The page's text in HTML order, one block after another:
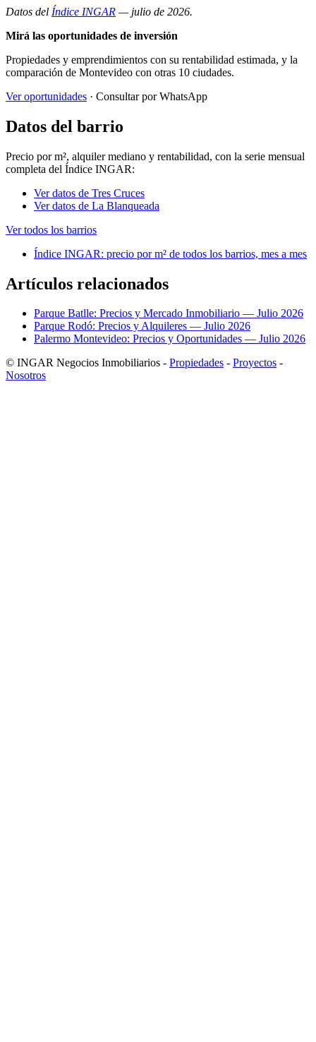
Datos del Índice INGAR — julio de 2026.
Mirá las oportunidades de inversión
Propiedades y emprendimientos con su rentabilidad estimada, y la
comparación de Montevideo con otras 10 ciudades.
Ver oportunidades · Consultar por WhatsApp
Datos del barrio
Precio por m², alquiler mediano y rentabilidad, con la serie mensual
completa del Índice INGAR:
Ver datos de Tres Cruces
Ver datos de La Blanqueada
Ver todos los barrios
Índice INGAR: precio por m² de todos los barrios, mes a mes
Artículos relacionados
Parque Batlle: Precios y Mercado Inmobiliario — Julio 2026
Parque Rodó: Precios y Alquileres — Julio 2026
Palermo Montevideo: Precios y Oportunidades — Julio 2026
© INGAR Negocios Inmobiliarios - Propiedades - Proyectos -
Nosotros